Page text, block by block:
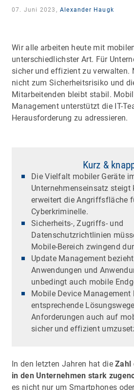
07. Juni 2023, Alexander Haugk
Wir alle arbeiten heute mit
unterschiedlichster Art. Für
sicher und effizient zu verwalten.
nicht zum Sicherheitsrisiko und
Mitarbeitenden bleibt stabil.
Management unterstützt die IT-
Herausforderung zu adressieren.
Kurz &
Die Vielfalt mobiler Geräte
Unternehmenseinsatz steigt
erweitert die Angriffsfläche
Cyberkriminelle.
Sicherheits-, Zugriffs- und
Datenschutzrichtlinien
Mobile-Bereich zwingend
Update Management
Anwendungen und
unbedingt auch mobile
Mobile Device Management
entsprechende
Anforderungen auch auf
sicher und effizient
In den letzten Jahren hat dieZahl
in den Unternehmen stark
es nicht nur um Smartphones